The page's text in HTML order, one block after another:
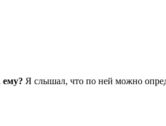
ему? Я слышал, что по ней можно